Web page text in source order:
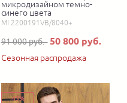
микродизайном темно-
синего цвета
MI 2200191VB/8040+
91 000 руб. 50 800 руб.
Сезонная распродажа
-45%